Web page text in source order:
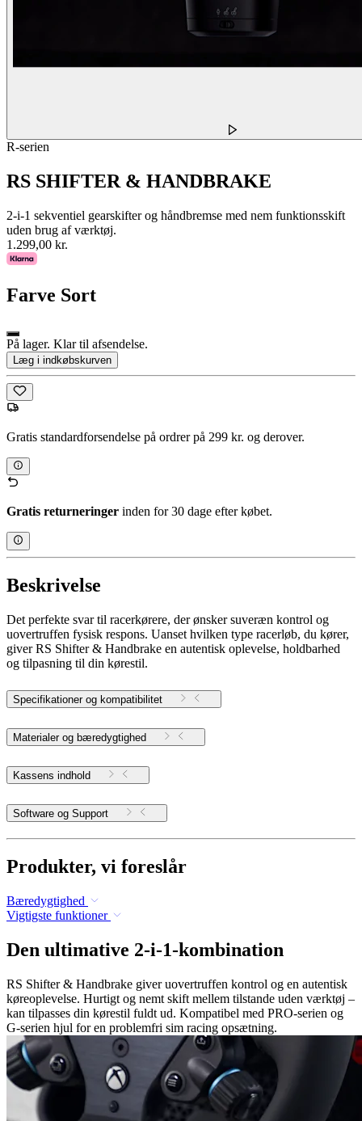
R-serien
RS SHIFTER & HANDBRAKE
2-i-1 sekventiel gearskifter og håndbremse med nem funktionsskift
uden brug af værktøj.
1.299,00 kr.
Farve Sort
På lager. Klar til afsendelse.
Læg i indkøbskurven
Gratis standardforsendelse på ordrer på 299 kr. og derover.
Gratis returneringer inden for 30 dage efter købet.
Beskrivelse
Det perfekte svar til racerkørere, der ønsker suveræn kontrol og
uovertruffen fysisk respons. Uanset hvilken type racerløb, du kører,
giver RS Shifter & Handbrake en autentisk oplevelse, holdbarhed
og tilpasning til din kørestil.
Specifikationer og kompatibilitet
Materialer og bæredygtighed
Kassens indhold
Software og Support
Produkter, vi foreslår
Bæredygtighed
Vigtigste funktioner
Den ultimative 2-i-1-kombination
RS Shifter & Handbrake giver uovertruffen kontrol og en autentisk
køreoplevelse. Hurtigt og nemt skift mellem tilstande uden værktøj –
kan tilpasses din kørestil fuldt ud. Kompatibel med PRO-serien og
G-serien hjul for en problemfri sim racing opsætning.